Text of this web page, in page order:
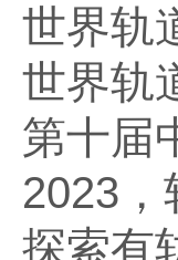
世界轨
世界轨
第十届
2023，
探索有